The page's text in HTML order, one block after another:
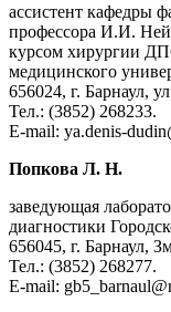
ассистент кафедры
профессора И.И.
курсом хирургии
медицинского
656024, г. Барнаул,
Тел.: (3852) 268233.
E-mail: ya.denis-
Попкова Л. Н.
заведующая
диагностики
656045, г. Барнаул,
Тел.: (3852) 268277.
E-mail: